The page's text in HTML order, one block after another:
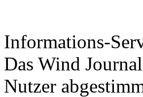
Informations-
Das Wind
Nutzer